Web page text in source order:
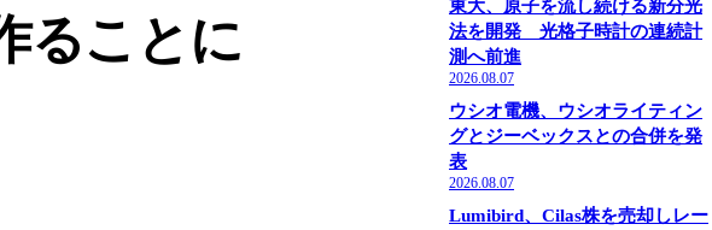
ることに
東大、原子を流し続ける新分光
法を開発 光格子時計の連続計
測へ前進
2026.08.07
ウシオ電機、ウシオライティン
グとジーベックスとの合併を発
表
2026.08.07
Lumibird、Cilas株を売却しレー